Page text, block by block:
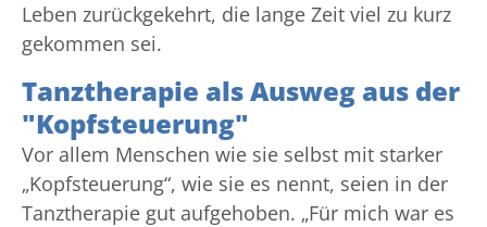
Leben zurückgekehrt, die lange Zeit viel zu kurz
gekommen sei.
Tanztherapie als Ausweg aus der
"Kopfsteuerung"
Vor allem Menschen wie sie selbst mit starker
„Kopfsteuerung“, wie sie es nennt, seien in der
Tanztherapie gut aufgehoben. „Für mich war es